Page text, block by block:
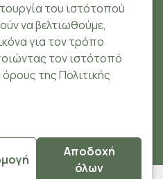
All Rights Reserved.
του ιστότοπού
να βελτιωθούμε,
για τον τρόπο
τον ιστότοπό
της Πολιτικής
Αποδοχή
όλων